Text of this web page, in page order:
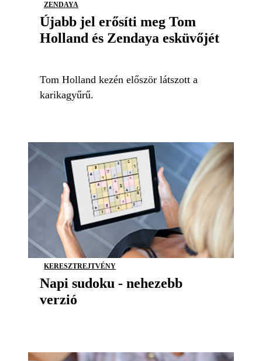
ZENDAYA
Újabb jel erősíti meg Tom
Holland és Zendaya esküvőjét
Tom Holland kezén először látszott a
karikagyűrű.
KERESZTREJTVÉNY
Napi sudoku - nehezebb
verzió